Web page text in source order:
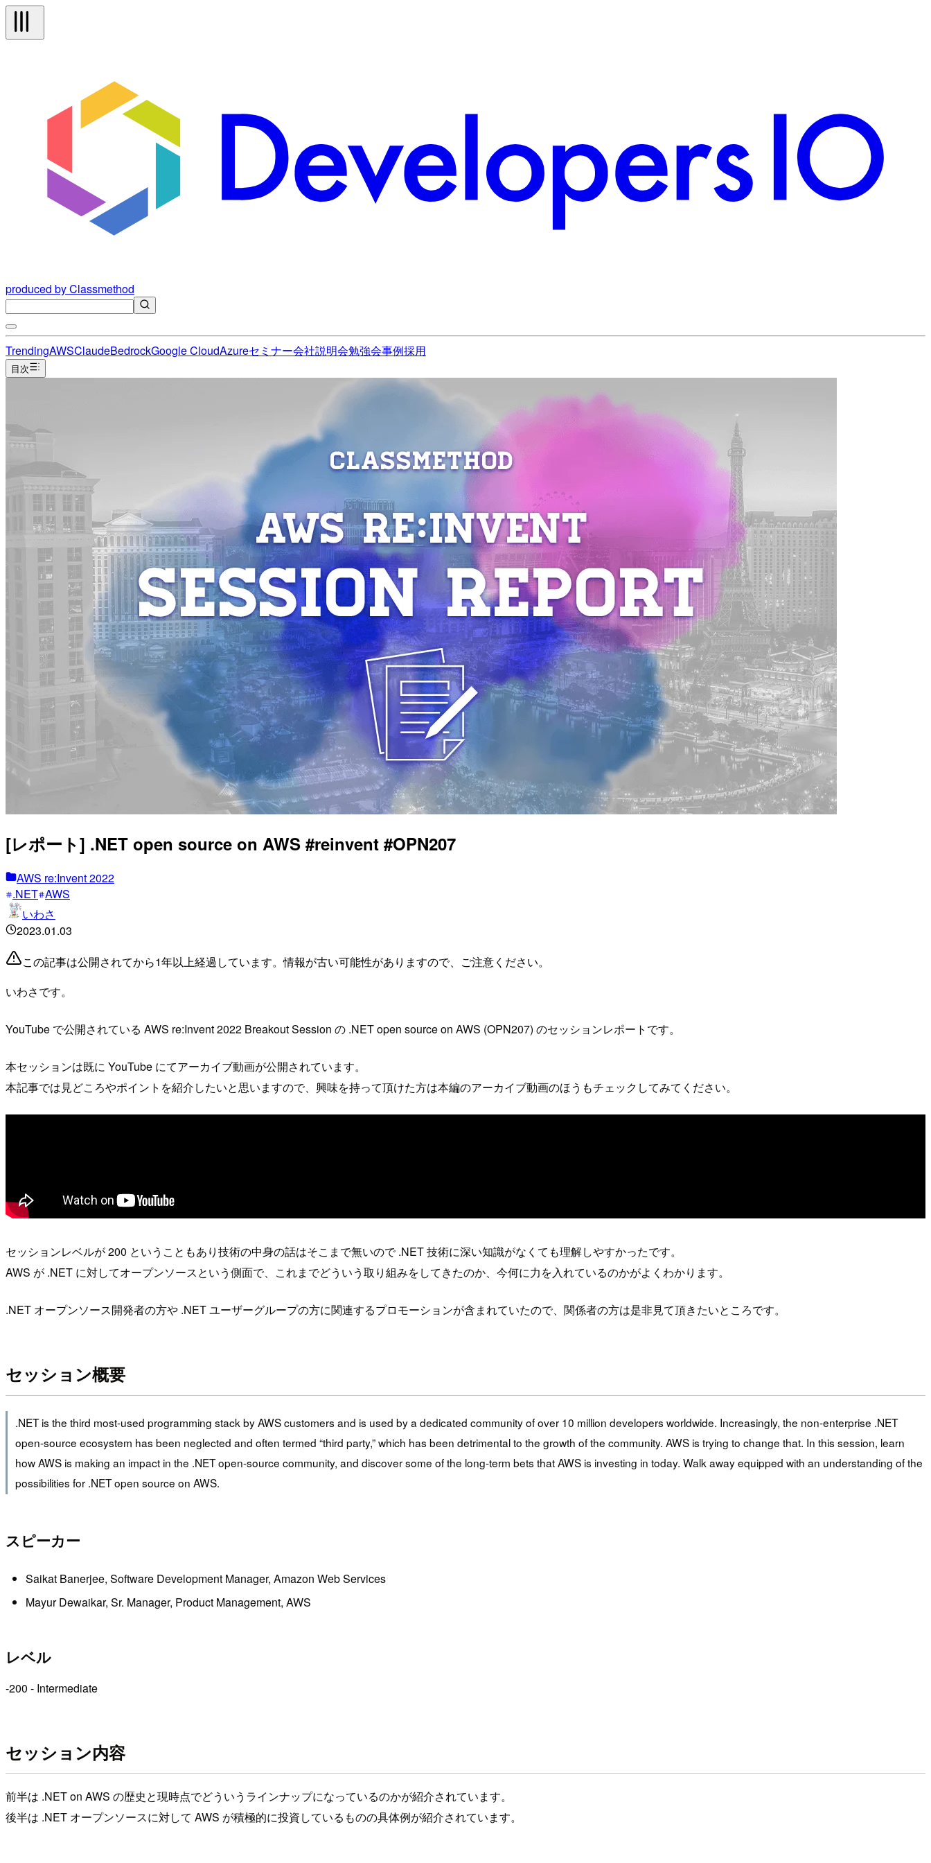
produced by Classmethod
TrendingAWSClaudeBedrockGoogle CloudAzureセミナー会社説明会勉強会事例採用
目次
[レポート] .NET open source on AWS #reinvent #OPN207
AWS re:Invent 2022
.NET AWS
いわさ
2023.01.03
この記事は公開されてから1年以上経過しています。情報が古い可能性がありますので、ご注意ください。
いわさです。
YouTube で公開されている AWS re:Invent 2022 Breakout Session の .NET open source on AWS (OPN207) のセッションレポートです。
本セッションは既に YouTube にてアーカイブ動画が公開されています。
本記事では見どころやポイントを紹介したいと思いますので、興味を持って頂けた方は本編のアーカイブ動画のほうもチェックしてみてください。
セッションレベルが 200 ということもあり技術の中身の話はそこまで無いので .NET 技術に深い知識がなくても理解しやすかったです。
AWS が .NET に対してオープンソースという側面で、これまでどういう取り組みをしてきたのか、今何に力を入れているのかがよくわかります。
.NET オープンソース開発者の方や .NET ユーザーグループの方に関連するプロモーションが含まれていたので、関係者の方は是非見て頂きたいところです。
セッション概要
.NET is the third most-used programming stack by AWS customers and is used by a dedicated community of over 10 million developers worldwide. Increasingly, the non-enterprise .NET
open-source ecosystem has been neglected and often termed “third party,” which has been detrimental to the growth of the community. AWS is trying to change that. In this session, learn
how AWS is making an impact in the .NET open-source community, and discover some of the long-term bets that AWS is investing in today. Walk away equipped with an understanding of the
possibilities for .NET open source on AWS.
スピーカー
Saikat Banerjee, Software Development Manager, Amazon Web Services
Mayur Dewaikar, Sr. Manager, Product Management, AWS
レベル
-200 - Intermediate
セッション内容
前半は .NET on AWS の歴史と現時点でどういうラインナップになっているのかが紹介されています。
後半は .NET オープンソースに対して AWS が積極的に投資しているものの具体例が紹介されています。